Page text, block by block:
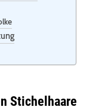
Stichelhaare